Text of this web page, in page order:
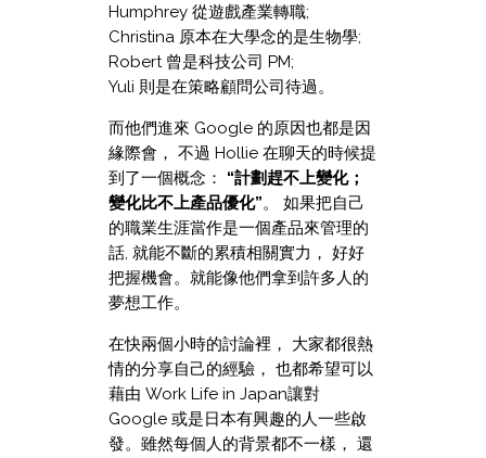
Humphrey 從遊戲產業轉職;
Christina 原本在大學念的是生物學;
Robert 曾是科技公司 PM;
Yuli 則是在策略顧問公司待過。
而他們進來 Google 的原因也都是因
緣際會， 不過 Hollie 在聊天的時候提
到了一個概念： “計劃趕不上變化；
變化比不上產品優化”。 如果把自己
的職業生涯當作是一個產品來管理的
話, 就能不斷的累積相關實力， 好好
把握機會。就能像他們拿到許多人的
夢想工作。
在快兩個小時的討論裡， 大家都很熱
情的分享自己的經驗， 也都希望可以
藉由 Work Life in Japan讓對
Google 或是日本有興趣的人一些啟
發。雖然每個人的背景都不一樣， 還